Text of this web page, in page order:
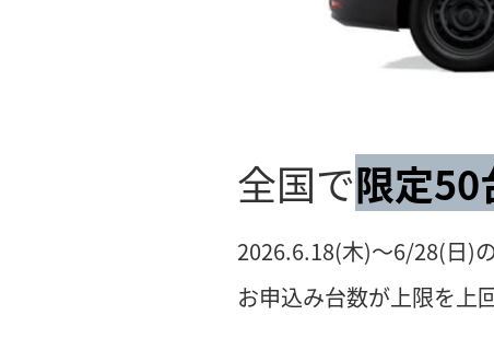
全国で限定50
2026.6.18(木)～6/28(日)の
お申込み台数が上限を上